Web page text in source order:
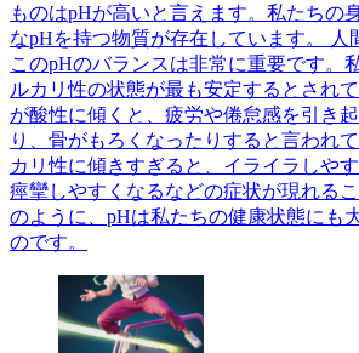
ものはpHが高いと言えます。私たちの
なpHを持つ物質が存在しています。 人
このpHのバランスは非常に重要です。
ルカリ性の状態が最も安定するとされ
が酸性に傾くと、疲労や倦怠感を引き
り、骨がもろくなったりすると言われ
カリ性に傾きすぎると、イライラしや
痙攣しやすくなるなどの症状が現れる
のように、pHは私たちの健康状態にも
のです。